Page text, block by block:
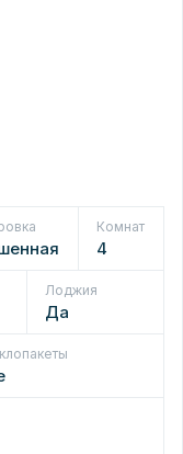
Комнат
4
Лоджия
Да